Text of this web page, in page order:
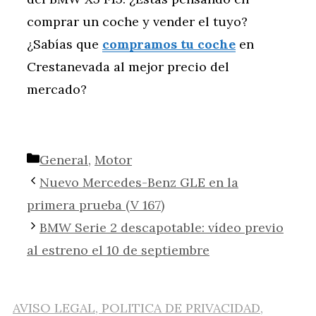
comprar un coche y vender el tuyo?
¿Sabías que compramos tu coche en
Crestanevada al mejor precio del
mercado?
Categorías
General, Motor
Nuevo Mercedes-Benz GLE en la
primera prueba (V 167)
BMW Serie 2 descapotable: vídeo previo
al estreno el 10 de septiembre
AVISO LEGAL, POLITICA DE PRIVACIDAD,